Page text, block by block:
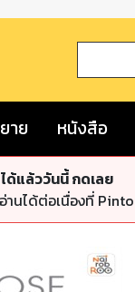
าย หนังสือ
ด้แล้ววันนี้ กดเลย
นได้ต่อเนื่องที่ Pinto